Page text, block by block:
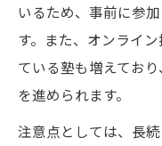
いるため、事前に参
す。また、オンライ
ている塾も増えてお
を進められます。
注意点としては、長